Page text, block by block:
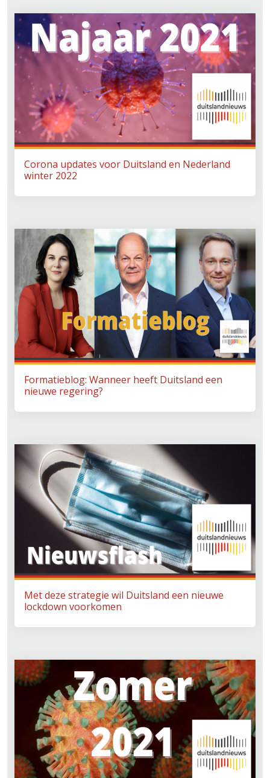
Corona updates voor Duitsland en Nederland
winter 2022
Formatieblog: Wanneer heeft Duitsland een
nieuwe regering?
Met deze strategie wil Duitsland een nieuwe
lockdown voorkomen